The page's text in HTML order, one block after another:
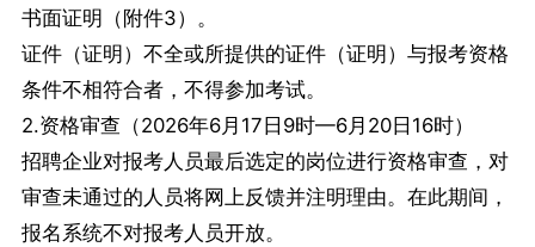
书面证明（附件3）。
证件（证明）不全或所提供的证件（证明）与报考资格
条件不相符合者，不得参加考试。
2.资格审查（2026年6月17日9时—6月20日16时）
招聘企业对报考人员最后选定的岗位进行资格审查，对
审查未通过的人员将网上反馈并注明理由。在此期间，
报名系统不对报考人员开放。